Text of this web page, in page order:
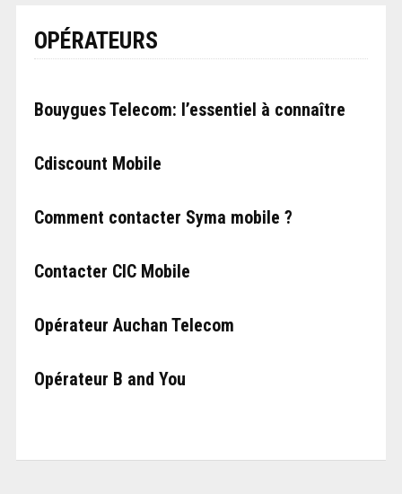
OPÉRATEURS
Bouygues Telecom: l’essentiel à connaître
Cdiscount Mobile
Comment contacter Syma mobile ?
Contacter CIC Mobile
Opérateur Auchan Telecom
Opérateur B and You